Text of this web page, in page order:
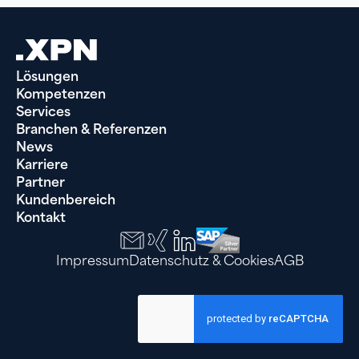
Lösungen
Kompetenzen
Services
Branchen & Referenzen
News
Karriere
Partner
Kundenbereich
Kontakt
ImpressumDatenschutz & CookiesAGB